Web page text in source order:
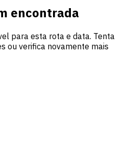
encontrada
para esta rota e data. Tenta
ou verifica novamente mais